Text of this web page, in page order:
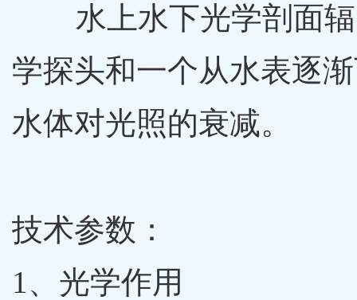
水上水下光学剖面
学探头和一个从水表逐
水体对光照的衰减。
技术参数：
1、光学作用